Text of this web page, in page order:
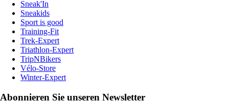
Sneak'In
Sneakids
Sport is good
Training-Fit
Trek-Expert
Triathlon-Expert
TripNBikers
Vélo-Store
Winter-Expert
Abonnieren Sie unseren Newsletter